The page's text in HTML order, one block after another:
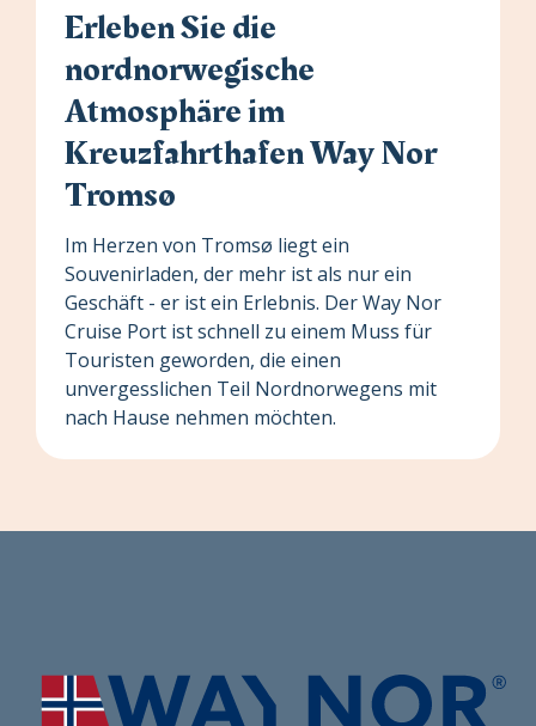
Erleben Sie die
nordnorwegische
Atmosphäre im
Kreuzfahrthafen Way Nor
Tromsø
Im Herzen von Tromsø liegt ein
Souvenirladen, der mehr ist als nur ein
Geschäft - er ist ein Erlebnis. Der Way Nor
Cruise Port ist schnell zu einem Muss für
Touristen geworden, die einen
unvergesslichen Teil Nordnorwegens mit
nach Hause nehmen möchten.